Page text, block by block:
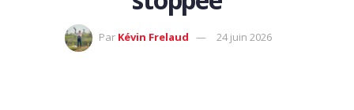
Par Kévin Frelaud 24 juin 2026